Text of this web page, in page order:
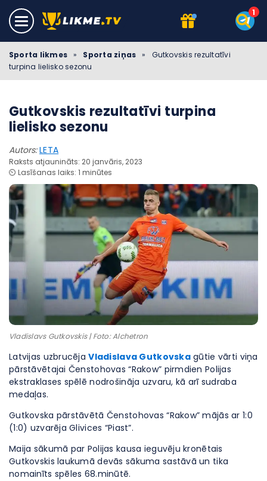
Sporta likmes » Sporta ziņas »
Gutkovskis rezultatīvi
turpina lielisko sezonu
Gutkovskis rezultatīvi turpina
lielisko sezonu
Autors:LETA
Raksts atjaunināts: 20 janvāris, 2023
⏲️ Lasīšanas laiks: 1 minūtes
Vladislavs Gutkovskis | Foto: Alchetron
Latvijas uzbrucējaVladislava Gutkovskagūtie vārti viņa
pārstāvētajai Čenstohovas “Rakow” pirmdien Polijas
ekstraklases spēlē nodrošināja uzvaru, kā arī sudraba
medaļas.
Gutkovska pārstāvētā Čenstohovas “Rakow” mājās ar 1:0
(1:0) uzvarēja Glivices “Piast”.
Maija sākumā par Polijas kausa ieguvēju kronētais
Gutkovskis laukumā devās sākuma sastāvā un tika
nomainīts spēles 68.minūtē.